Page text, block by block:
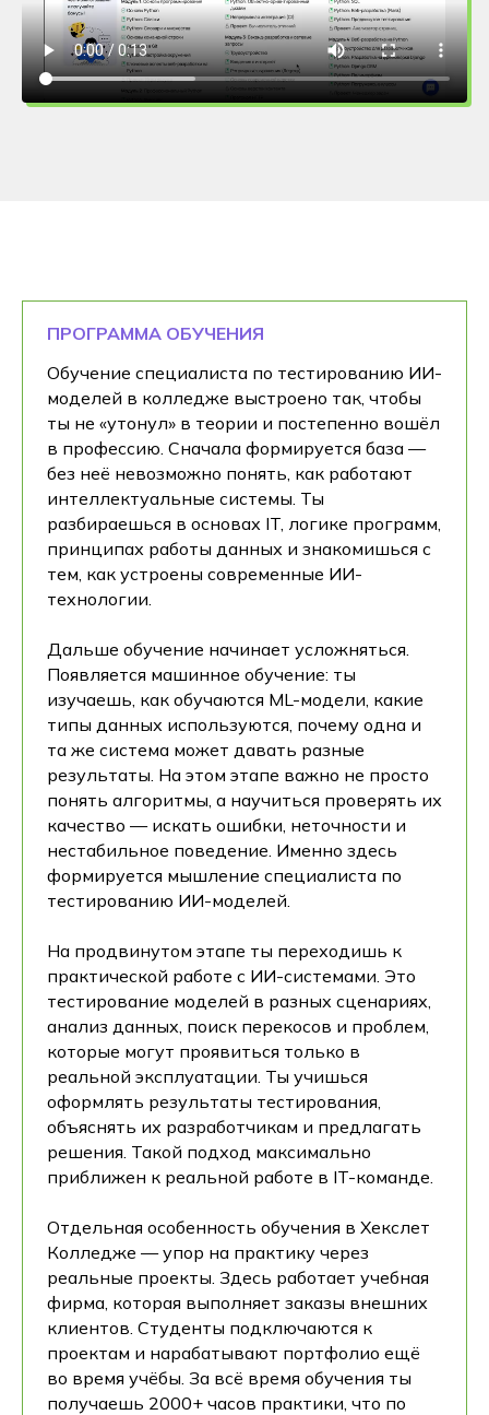
ПРОГРАММА ОБУЧЕНИЯ
Обучение специалиста по тестированию ИИ-
моделей в колледже выстроено так, чтобы
ты не «утонул» в теории и постепенно вошёл
в профессию. Сначала формируется база —
без неё невозможно понять, как работают
интеллектуальные системы. Ты
разбираешься в основах IT, логике программ,
принципах работы данных и знакомишься с
тем, как устроены современные ИИ-
технологии.
Дальше обучение начинает усложняться.
Появляется машинное обучение: ты
изучаешь, как обучаются ML-модели, какие
типы данных используются, почему одна и
та же система может давать разные
результаты. На этом этапе важно не просто
понять алгоритмы, а научиться проверять их
качество — искать ошибки, неточности и
нестабильное поведение. Именно здесь
формируется мышление специалиста по
тестированию ИИ-моделей.
На продвинутом этапе ты переходишь к
практической работе с ИИ-системами. Это
тестирование моделей в разных сценариях,
анализ данных, поиск перекосов и проблем,
которые могут проявиться только в
реальной эксплуатации. Ты учишься
оформлять результаты тестирования,
объяснять их разработчикам и предлагать
решения. Такой подход максимально
приближен к реальной работе в IT-команде.
Отдельная особенность обучения в Хекслет
Колледже — упор на практику через
реальные проекты. Здесь работает учебная
фирма, которая выполняет заказы внешних
клиентов. Студенты подключаются к
проектам и нарабатывают портфолио ещё
во время учёбы. За всё время обучения ты
получаешь 2000+ часов практики, что по